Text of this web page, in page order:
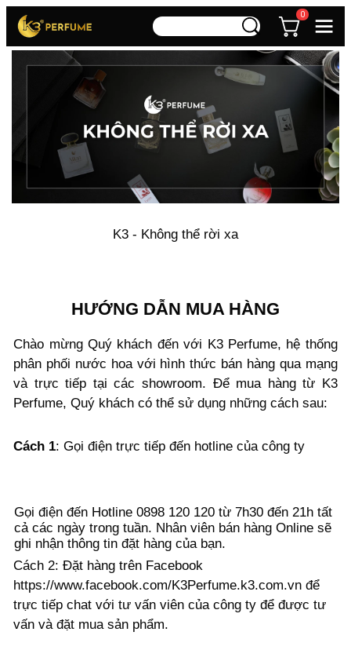
0
K3 - Không thể rời xa
Chào mừng Quý khách đến với K3 Perfume, hệ thống
phân phối nước hoa với hình thức bán hàng qua mạng
và trực tiếp tại các showroom. Để mua hàng từ K3
Perfume, Quý khách có thể sử dụng những cách sau:
HƯỚNG DẪN MUA HÀNG
Cách 1: Gọi điện trực tiếp đến hotline của công ty
Gọi điện đến Hotline 0898 120 120 từ 7h30 đến 21h tất
cả các ngày trong tuần. Nhân viên bán hàng Online sẽ
ghi nhận thông tin đặt hàng của bạn.
Cách 2: Đặt hàng trên Facebook
https://www.facebook.com/K3Perfume.k3.com.vn để
trực tiếp chat với tư vấn viên của công ty để được tư
vấn và đặt mua sản phẩm.